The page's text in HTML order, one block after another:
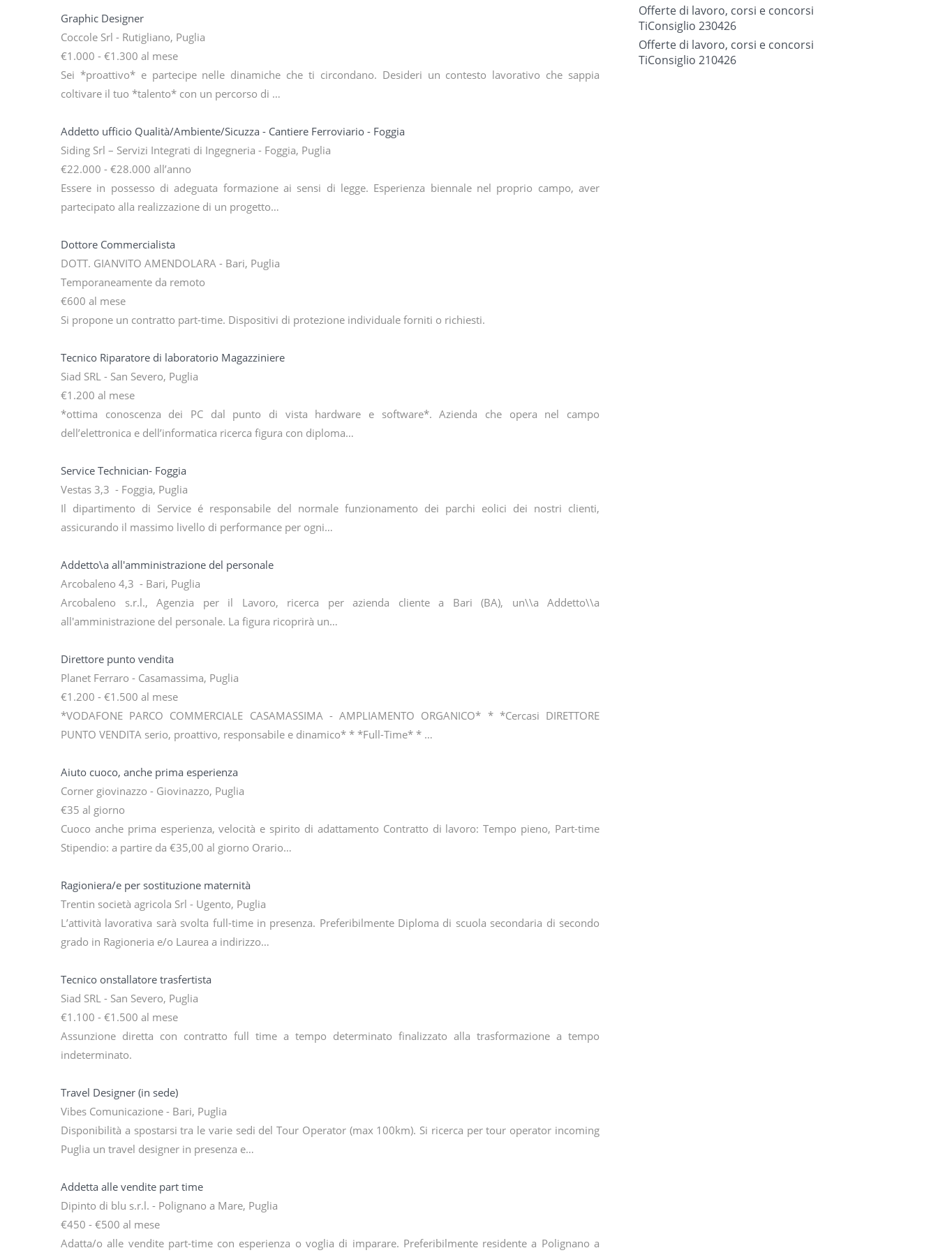
Graphic Designer
Coccole Srl - Rutigliano, Puglia
€1.000 - €1.300 al mese
Sei *proattivo* e partecipe nelle dinamiche che ti circondano. Desideri un contesto lavorativo che sappia
coltivare il tuo *talento* con un percorso di …
Addetto ufficio Qualità/Ambiente/Sicuzza - Cantiere Ferroviario - Foggia
Siding Srl – Servizi Integrati di Ingegneria - Foggia, Puglia
€22.000 - €28.000 all’anno
Essere in possesso di adeguata formazione ai sensi di legge. Esperienza biennale nel proprio campo, aver
partecipato alla realizzazione di un progetto…
Dottore Commercialista
DOTT. GIANVITO AMENDOLARA - Bari, Puglia
Temporaneamente da remoto
€600 al mese
Si propone un contratto part-time. Dispositivi di protezione individuale forniti o richiesti.
Tecnico Riparatore di laboratorio Magazziniere
Siad SRL - San Severo, Puglia
€1.200 al mese
*ottima conoscenza dei PC dal punto di vista hardware e software*. Azienda che opera nel campo
dell’elettronica e dell’informatica ricerca figura con diploma…
Service Technician- Foggia
Vestas 3,3 - Foggia, Puglia
Il dipartimento di Service é responsabile del normale funzionamento dei parchi eolici dei nostri clienti,
assicurando il massimo livello di performance per ogni…
Addetto\a all'amministrazione del personale
Arcobaleno 4,3 - Bari, Puglia
Arcobaleno s.r.l., Agenzia per il Lavoro, ricerca per azienda cliente a Bari (BA), un\\a Addetto\\a
all'amministrazione del personale. La figura ricoprirà un…
Direttore punto vendita
Planet Ferraro - Casamassima, Puglia
€1.200 - €1.500 al mese
*VODAFONE PARCO COMMERCIALE CASAMASSIMA - AMPLIAMENTO ORGANICO* * *Cercasi DIRETTORE
PUNTO VENDITA serio, proattivo, responsabile e dinamico* * *Full-Time* * …
Aiuto cuoco, anche prima esperienza
Corner giovinazzo - Giovinazzo, Puglia
€35 al giorno
Cuoco anche prima esperienza, velocità e spirito di adattamento Contratto di lavoro: Tempo pieno, Part-time
Stipendio: a partire da €35,00 al giorno Orario…
Ragioniera/e per sostituzione maternità
Trentin società agricola Srl - Ugento, Puglia
L’attività lavorativa sarà svolta full-time in presenza. Preferibilmente Diploma di scuola secondaria di secondo
grado in Ragioneria e/o Laurea a indirizzo…
Tecnico onstallatore trasfertista
Siad SRL - San Severo, Puglia
€1.100 - €1.500 al mese
Assunzione diretta con contratto full time a tempo determinato finalizzato alla trasformazione a tempo
indeterminato.
Travel Designer (in sede)
Vibes Comunicazione - Bari, Puglia
Disponibilità a spostarsi tra le varie sedi del Tour Operator (max 100km). Si ricerca per tour operator incoming
Puglia un travel designer in presenza e…
Addetta alle vendite part time
Dipinto di blu s.r.l. - Polignano a Mare, Puglia
€450 - €500 al mese
Adatta/o alle vendite part-time con esperienza o voglia di imparare. Preferibilmente residente a Polignano a
Offerte di lavoro, corsi e concorsi
TiConsiglio 230426
Offerte di lavoro, corsi e concorsi
TiConsiglio 210426